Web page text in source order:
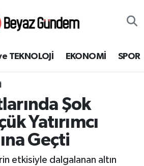
TEKNOLOJİ EKONOMİ SPOR
Şok
Yatırımcı
Geçti
etkisiyle dalgalanan altın
Durumu ve Fikstür